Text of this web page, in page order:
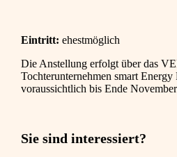
Eintritt: ehestmöglich
Die Anstellung erfolgt über das
Tochterunternehmen smart
voraussichtlich bis Ende November
Sie sind interessiert?